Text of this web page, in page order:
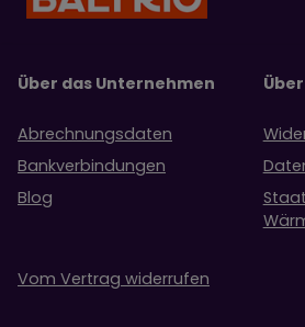
Über das Unternehmen
Abrechnungsdaten
Bankverbindungen
Blog
Vom Vertrag widerrufen